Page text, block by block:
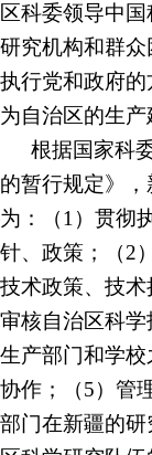
区科委领导中
研究机构和群
执行党和政府
为自治区的生产
根据国家科
的暂行规定》
为：（1）贯彻
针、政策；（2
技术政策、技
审核自治区科学
生产部门和学
协作；（5）管
部门在新疆的